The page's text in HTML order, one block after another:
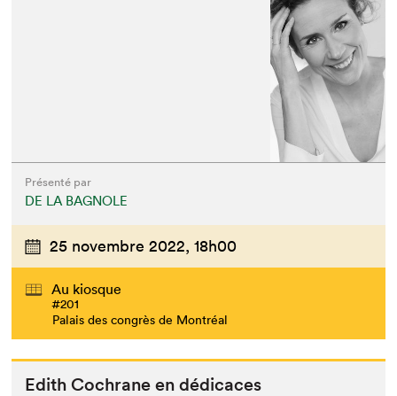
Présenté par
DE LA BAGNOLE
25 novembre 2022, 18h00
Au kiosque
#201
Palais des congrès de Montréal
Edith Cochrane en dédicaces